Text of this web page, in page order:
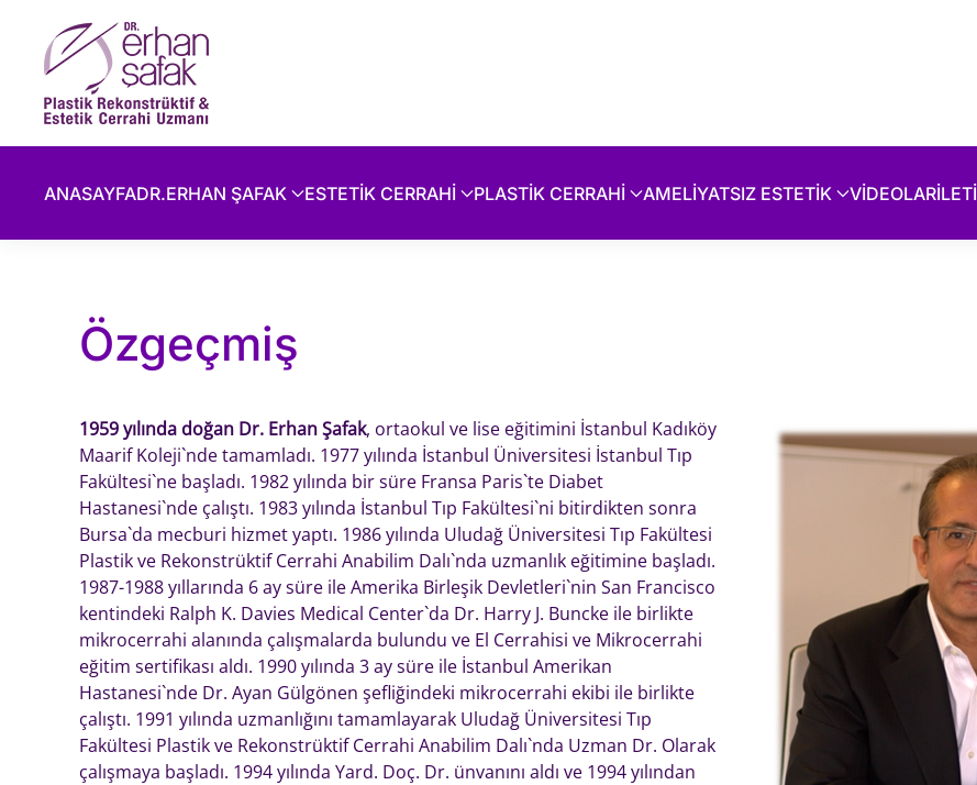
Skip to main content
ANASAYFADR.ERHAN ŞAFAK ESTETİK CERRAHİ PLASTİK CERRAHİ AMELİYATSIZ ESTETİK VİDEOLAR
Özgeçmiş
1959 yılında doğan Dr. Erhan Şafak, ortaokul ve lise eğitimini İstanbul Kadıköy
Maarif Koleji`nde tamamladı. 1977 yılında İstanbul Üniversitesi İstanbul Tıp
Fakültesi`ne başladı. 1982 yılında bir süre Fransa Paris`te Diabet
Hastanesi`nde çalıştı. 1983 yılında İstanbul Tıp Fakültesi`ni bitirdikten sonra
Bursa`da mecburi hizmet yaptı. 1986 yılında Uludağ Üniversitesi Tıp Fakültesi
Plastik ve Rekonstrüktif Cerrahi Anabilim Dalı`nda uzmanlık eğitimine başladı.
1987-1988 yıllarında 6 ay süre ile Amerika Birleşik Devletleri`nin San Francisco
kentindeki Ralph K. Davies Medical Center`da Dr. Harry J. Buncke ile birlikte
mikrocerrahi alanında çalışmalarda bulundu ve El Cerrahisi ve Mikrocerrahi
eğitim sertifikası aldı. 1990 yılında 3 ay süre ile İstanbul Amerikan
Hastanesi`nde Dr. Ayan Gülgönen şefliğindeki mikrocerrahi ekibi ile birlikte
çalıştı. 1991 yılında uzmanlığını tamamlayarak Uludağ Üniversitesi Tıp
Fakültesi Plastik ve Rekonstrüktif Cerrahi Anabilim Dalı`nda Uzman Dr. Olarak
çalışmaya başladı. 1994 yılında Yard. Doç. Dr. ünvanını aldı ve 1994 yılından